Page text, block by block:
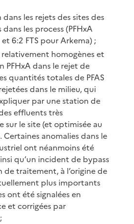
les rejets des sites des
dans les process (PFHxA
6:2 FTS pour Arkema) ;
homogènes et
PFHxA dans le rejet de
quantités totales de PFAS
dans le milieu, qui
par une station de
effluents très
sur le site (et optimisée au
Certaines anomalies dans le
ont néanmoins été
qu’un incident de bypass
de traitement, à l’origine de
plus importants
ont été signalées en
et corrigées par